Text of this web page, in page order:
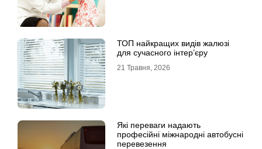
ТОП найкращих видів жалюзі
для сучасного інтер’єру
21 Травня, 2026
Які переваги надають
професійні міжнародні автобусні
перевезення